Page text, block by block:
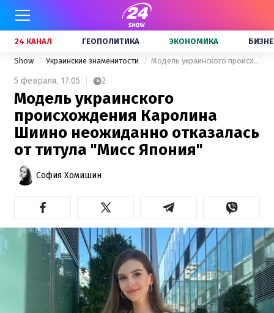
24 КАНАЛ ГЕОПОЛИТИКА ЭКОНОМИКА
Show Украинские знаменитости Модель украинского происхождения Каролина Шиино неожиданно отказалась от титула "Мисс Япония"
5 февраля, 17:05 2
Модель украинского
происхождения Каролина
Шиино неожиданно отказалась
от титула "Мисс Япония"
София Хомишин